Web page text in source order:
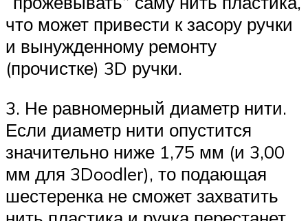
что может привести к засору ручки
и вынужденному ремонту
(прочистке) 3D ручки.
3. Не равномерный диаметр нити.
Если диаметр нити опустится
значительно ниже 1,75 мм (и 3,00
мм для 3Doodler), то подающая
шестеренка не сможет захватить